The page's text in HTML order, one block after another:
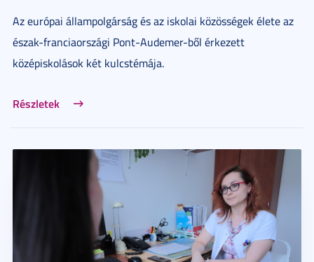
Az európai állampolgárság és az iskolai közösségek élete az
észak-franciaországi Pont-Audemer-ből érkezett
középiskolások két kulcstémája.
Részletek